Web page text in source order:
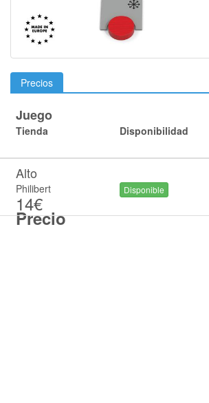
Precios
Juego
Tienda
Precio
Disponibilidad
Alto
Philibert
14€
Disponible